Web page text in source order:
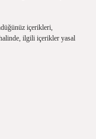
içerikleri,
ilgili içerikler yasal